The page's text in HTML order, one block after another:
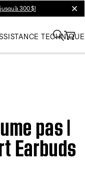
300 $!
TECHNIQUE
pas |
Earbuds